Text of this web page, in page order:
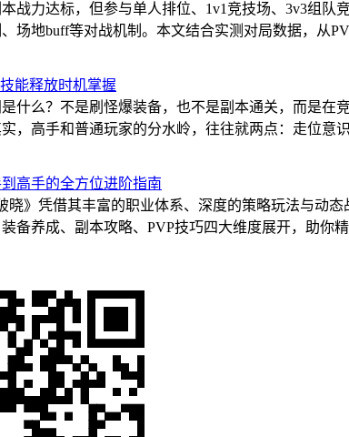
战力达标，但参与单人排位、1v1竞技场、3v3组
场地buff等对战机制。本文结合实测对局数据，从
能释放时机掌握
什么？不是刷怪爆装备，也不是副本通关，而是
，高手和普通玩家的分水岭，往往就两点：走位
高手的全方位进阶指南
晓》凭借其丰富的职业体系、深度的策略玩法与动
备养成、副本攻略、PVP技巧四大维度展开，助